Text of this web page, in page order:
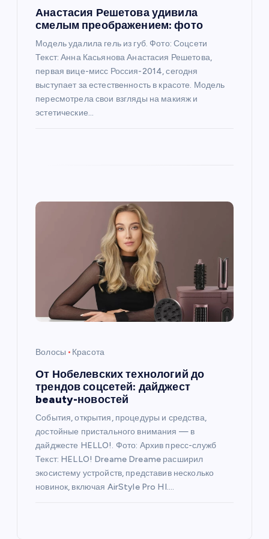
Анастасия Решетова удивила
смелым преображением: фото
Модель удалила гель из губ. Фото: Соцсети
Текст: Анна Касьянова Анастасия Решетова,
первая вице-мисс Россия-2014, сегодня
выступает за естественность в красоте. Модель
пересмотрела свои взгляды на макияж и
эстетические…
Волосы Красота
От Нобелевских технологий до
трендов соцсетей: дайджест
beauty-новостей
События, открытия, процедуры и средства,
достойные пристального внимания — в
дайджесте HELLO!. Фото: Архив пресс-служб
Текст: HELLO! Dreame Dreame расширил
экосистему устройств, представив несколько
новинок, включая AirStyle Pro HI.…